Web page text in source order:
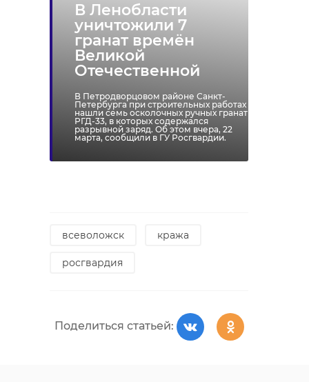
В Ленобласти
уничтожили 7
гранат времён
Великой
Отечественной
В Петродворцовом районе Санкт-
Петербурга при строительных работах
нашли семь осколочных ручных гранат
РГД-33, в которых содержался
разрывной заряд. Об этом вчера, 22
марта, сообщили в ГУ Росгвардии.
всеволожск кража
росгвардия
Поделиться статьей:
Хирург из
Петербурга
восстанавливает
старинную финск
24 ноября 2020, 19:15
завершилис
26 мая, 07:57